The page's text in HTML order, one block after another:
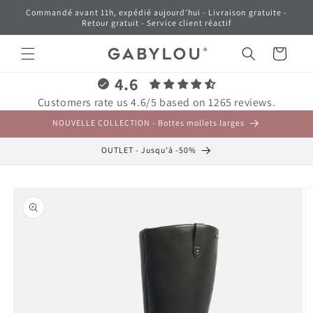
passer
Commandé avant 11h, expédié aujourd'hui - Livraison gratuite -
Retour gratuit - Service client réactif
Panier
4.6
Customers rate us 4.6/5 based on 1265 reviews.
NOUVELLE COLLECTION - Bottes mollets larges
OUTLET - Jusqu'à -50%
informations
produits